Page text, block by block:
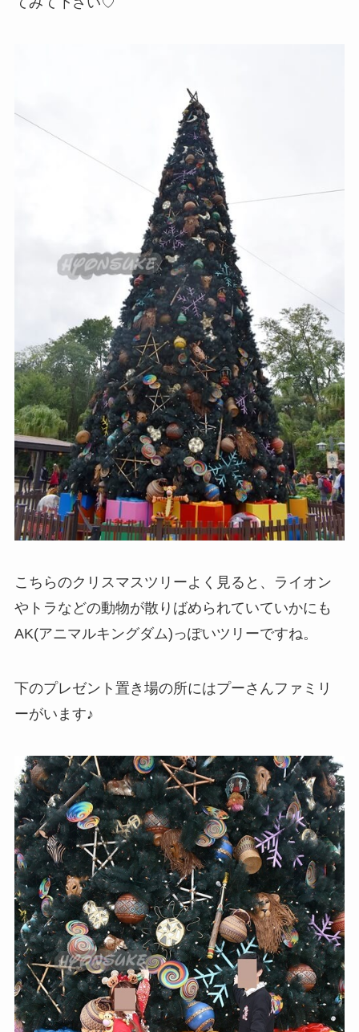
こちらのクリスマスツリーよく見ると、ライオン
やトラなどの動物が散りばめられていていかにも
AK(アニマルキングダム)っぽいツリーですね。
下のプレゼント置き場の所にはプーさんファミリ
ーがいます♪